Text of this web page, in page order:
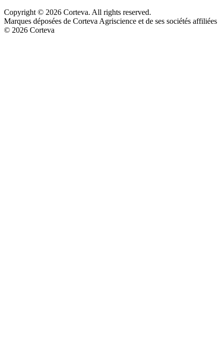
Copyright © 2026 Corteva. All rights reserved.
Marques déposées de Corteva Agriscience et de ses sociétés affiliées
© 2026 Corteva